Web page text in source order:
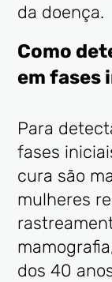
da doença.
Como
em fases
Para
fases
cura são
mulheres
dos 40